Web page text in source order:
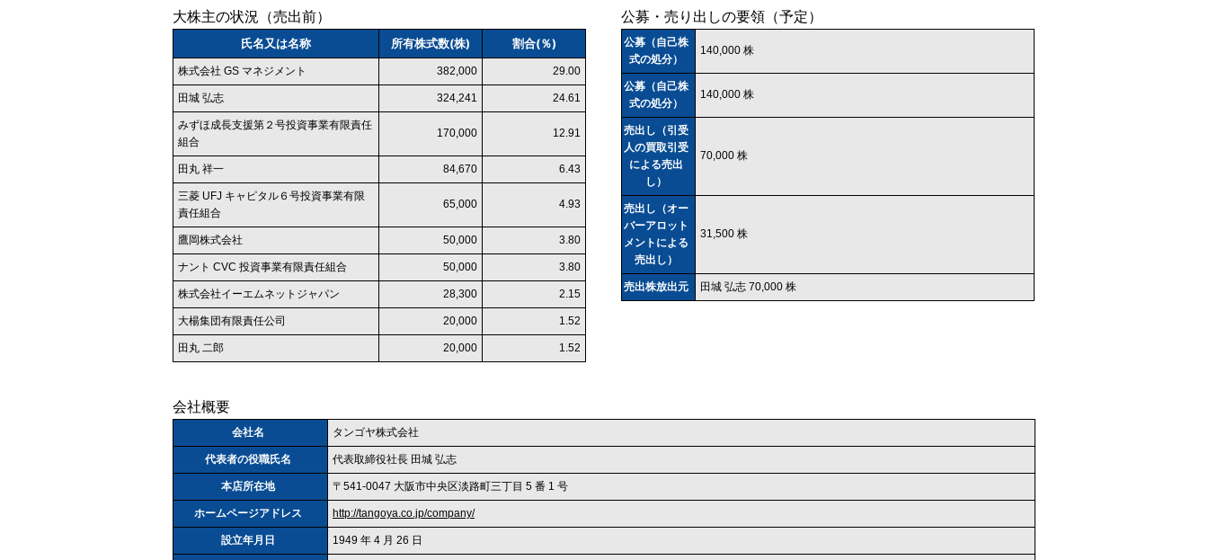
大株主の状況（売出前）
氏名又は名称 所有株式数(株) 割合(％)
株式会社 GS マネジメント 382,000 29.00
田城 弘志 324,241 24.61
みずほ成長支援第２号投資事業有限責任
組合
170,000 12.91
田丸 祥一 84,670 6.43
三菱 UFJ キャピタル６号投資事業有限
責任組合
65,000 4.93
鷹岡株式会社 50,000 3.80
ナント CVC 投資事業有限責任組合 50,000 3.80
株式会社イーエムネットジャパン 28,300 2.15
大楊集団有限責任公司 20,000 1.52
田丸 二郎 20,000 1.52
公募・売り出しの要領（予定）
公募（自己株
式の処分）
140,000 株
公募（自己株
式の処分）
140,000 株
売出し（引受
人の買取引受
による売出
し）
70,000 株
売出し（オー
バーアロット
メントによる
売出し）
31,500 株
売出株放出元 田城 弘志 70,000 株
会社概要
会社名 タンゴヤ株式会社
代表者の役職氏名 代表取締役社長 田城 弘志
本店所在地 〒541‐0047 大阪市中央区淡路町三丁目 5 番 1 号
ホームページアドレス http://tangoya.co.jp/company/
設立年月日 1949 年 4 月 26 日